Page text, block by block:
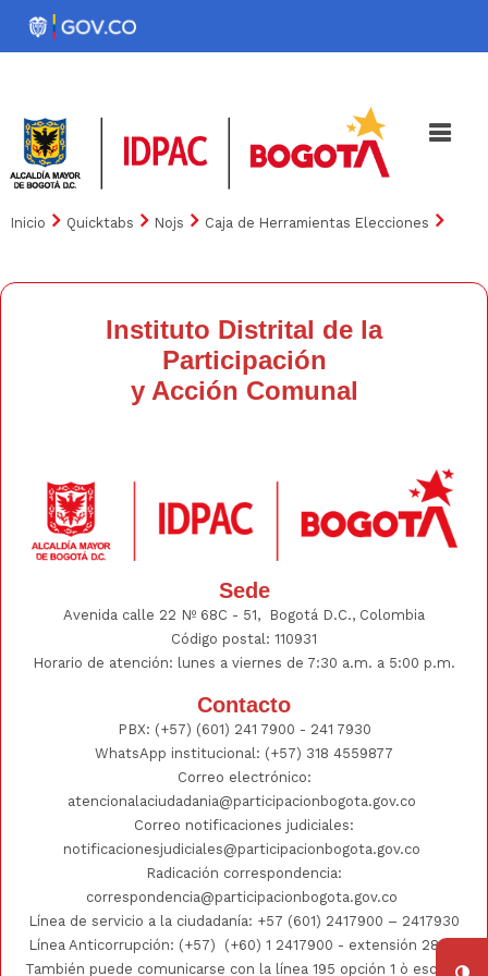
Pasar
Noticias Iniciativas
Inicio Quicktabs Nojs Caja de Herramientas Elecciones
Instituto Distrital de la
Participación
y Acción Comunal
Sede
Avenida calle 22 Nº 68C - 51, Bogotá D.C., Colombia
Código postal: 110931
Horario de atención: lunes a viernes de 7:30 a.m. a 5:00 p.m.
Contacto
PBX: (+57) (601) 241 7900 - 241 7930
WhatsApp institucional: (+57) 318 4559877
Correo electrónico:
atencionalaciudadania@participacionbogota.gov.co
Correo notificaciones judiciales:
notificacionesjudiciales@participacionbogota.gov.co
Radicación correspondencia:
correspondencia@participacionbogota.gov.co
Línea de servicio a la ciudadanía: +57 (601) 2417900 – 2417930
Línea Anticorrupción: (+57)
(+60) 1 2417900 - extensión 2802;
También puede comunicarse con la línea 195 opción 1 ò escribir